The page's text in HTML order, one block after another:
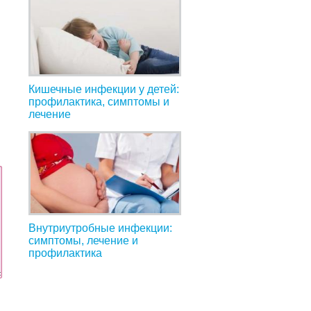
Кишечные инфекции у детей:
профилактика, симптомы и
лечение
Внутриутробные инфекции:
симптомы, лечение и
профилактика